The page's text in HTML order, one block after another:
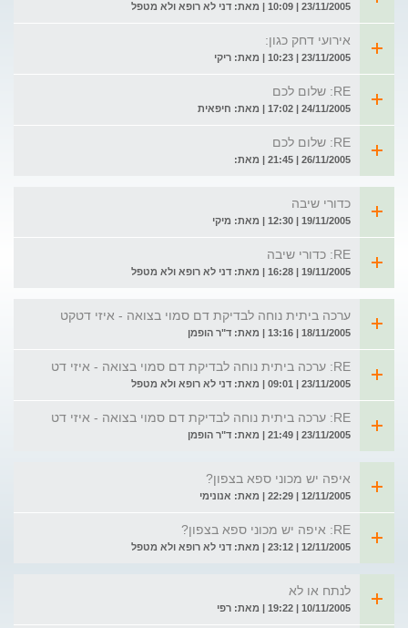
23/11/2005 | 10:09 | מאת: דני לא רופא ולא מטפל
אירועי דחק כגון:
23/11/2005 | 10:23 | מאת: ריקי
RE: שלום לכם
24/11/2005 | 17:02 | מאת: חיפאית
RE: שלום לכם
26/11/2005 | 21:45 | מאת:
כדורי שיבה
19/11/2005 | 12:30 | מאת: מיקי
RE: כדורי שיבה
19/11/2005 | 16:28 | מאת: דני לא רופא ולא מטפל
ערכה ביתית נוחה לבדיקת דם סמוי בצואה - איזי דטקט
18/11/2005 | 13:16 | מאת: ד"ר הופמן
RE: ערכה ביתית נוחה לבדיקת דם סמוי בצואה - איזי דט
23/11/2005 | 09:01 | מאת: דני לא רופא ולא מטפל
RE: ערכה ביתית נוחה לבדיקת דם סמוי בצואה - איזי דט
23/11/2005 | 21:49 | מאת: ד"ר הופמן
איפה יש מכוני ספא בצפון?
12/11/2005 | 22:29 | מאת: אנונימי
RE: איפה יש מכוני ספא בצפון?
12/11/2005 | 23:12 | מאת: דני לא רופא ולא מטפל
לנתח או לא
10/11/2005 | 19:22 | מאת: רפי